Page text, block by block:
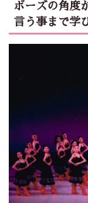
ポーズの角度
言う事まで学